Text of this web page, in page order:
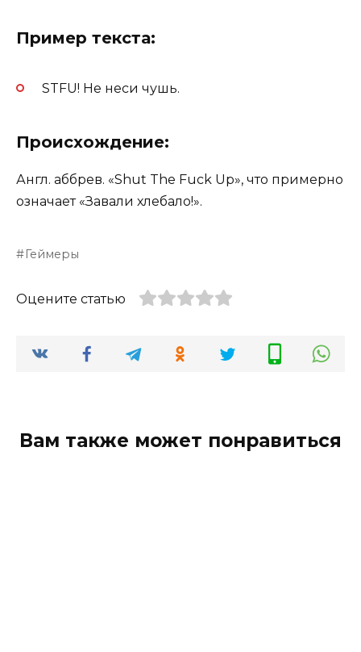
Пример текста:
STFU! Не неси чушь.
Происхождение:
Англ. аббрев. «Shut The Fuck Up», что примерно
означает «Завали хлебало!».
Геймеры
Оцените статью
Вам также может понравиться